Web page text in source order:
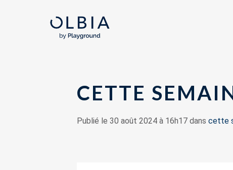
CETTE
Publié le 30 août 2024 à 16h17 dans cette